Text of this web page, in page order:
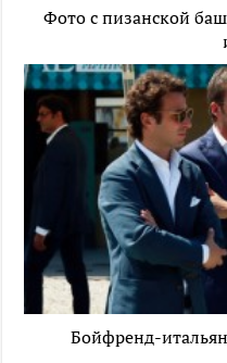
Фото с пизанской
Бойфренд-